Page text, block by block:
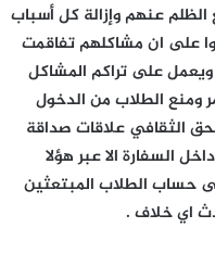
الظلم عنهم وإزالة كل أسباب
على ان مشاكلهم تفاقمت
على تراكم المشاكل
ومنع الطلاب من الدخول
الثقافي علاقات صداقة
السفارة الا عبر هؤلا
حساب الطلاب المبتعثين
اي خلاف .